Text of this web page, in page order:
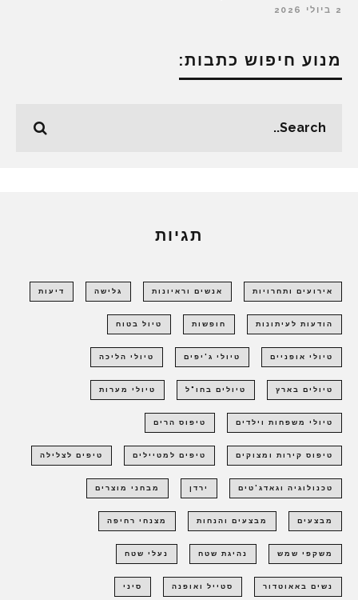
2 ביולי 2026
מנוע חיפוש כתבות:
תגיות
אירועים ותחרויות אנשים וראיונות גלישה דיעות
הודעות לעיתונות חופשות טיול בטוח
טיולי אופניים טיולי ג'יפים טיולי הליכה
טיולים בארץ טיולים בחו"ל טיולי מערות
טיולי משפחות וילדים טיפוס הרים
טיפוס קירות ומצוקים טיפים למטיילים טיפים לצלילה
טכנולוגיה וגאדג'טים ירדן מבחני מוצרים
מבצעים מבצעים והנחות מצנחי רחיפה
משקפי שמש נהיגת שטח נעלי שטח
נשים באאוטדור סטייל ואופנה סיני